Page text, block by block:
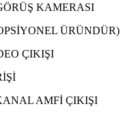
KAMERASI
ÜRÜNDÜR)
ÇIKIŞI
AMFİ ÇIKIŞI